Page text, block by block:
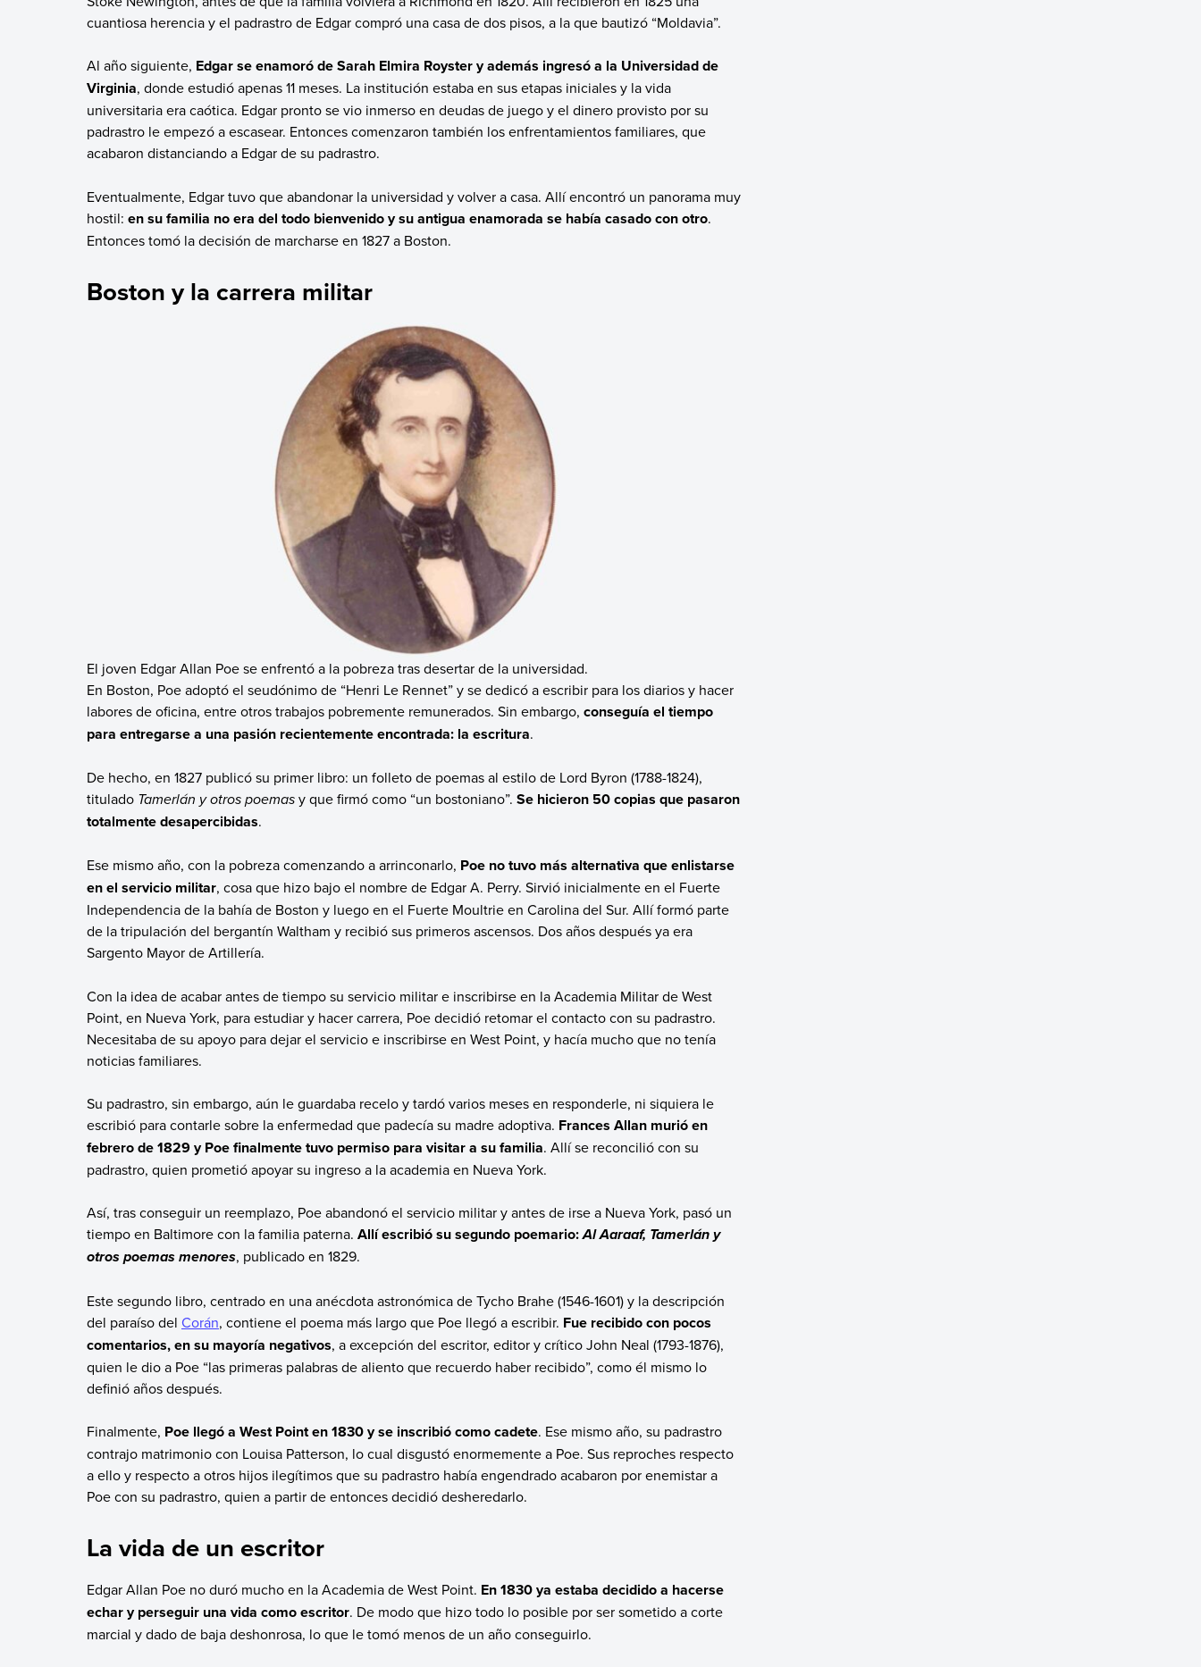
cuantiosa herencia y el padrastro de Edgar compró una casa de dos pisos, a la que bautizó “Moldavia”.
Al año siguiente, Edgar se enamoró de Sarah Elmira Royster y además ingresó a la Universidad de
Virginia, donde estudió apenas 11 meses. La institución estaba en sus etapas iniciales y la vida
universitaria era caótica. Edgar pronto se vio inmerso en deudas de juego y el dinero provisto por su
padrastro le empezó a escasear. Entonces comenzaron también los enfrentamientos familiares, que
acabaron distanciando a Edgar de su padrastro.
Eventualmente, Edgar tuvo que abandonar la universidad y volver a casa. Allí encontró un panorama muy
hostil: en su familia no era del todo bienvenido y su antigua enamorada se había casado con otro.
Entonces tomó la decisión de marcharse en 1827 a Boston.
Boston y la carrera militar
El joven Edgar Allan Poe se enfrentó a la pobreza tras desertar de la universidad.
En Boston, Poe adoptó el seudónimo de “Henri Le Rennet” y se dedicó a escribir para los diarios y hacer
labores de oficina, entre otros trabajos pobremente remunerados. Sin embargo, conseguía el tiempo
para entregarse a una pasión recientemente encontrada: la escritura.
De hecho, en 1827 publicó su primer libro: un folleto de poemas al estilo de Lord Byron (1788-1824),
titulado Tamerlán y otros poemasy que firmó como “un bostoniano”. Se hicieron 50 copias que pasaron
totalmente desapercibidas.
Ese mismo año, con la pobreza comenzando a arrinconarlo, Poe no tuvo más alternativa que enlistarse
en el servicio militar, cosa que hizo bajo el nombre de Edgar A. Perry. Sirvió inicialmente en el Fuerte
Independencia de la bahía de Boston y luego en el Fuerte Moultrie en Carolina del Sur. Allí formó parte
de la tripulación del bergantín Waltham y recibió sus primeros ascensos. Dos años después ya era
Sargento Mayor de Artillería.
Con la idea de acabar antes de tiempo su servicio militar e inscribirse en la Academia Militar de West
Point, en Nueva York, para estudiar y hacer carrera, Poe decidió retomar el contacto con su padrastro.
Necesitaba de su apoyo para dejar el servicio e inscribirse en West Point, y hacía mucho que no tenía
noticias familiares.
Su padrastro, sin embargo, aún le guardaba recelo y tardó varios meses en responderle, ni siquiera le
escribió para contarle sobre la enfermedad que padecía su madre adoptiva. Frances Allan murió en
febrero de 1829 y Poe finalmente tuvo permiso para visitar a su familia. Allí se reconcilió con su
padrastro, quien prometió apoyar su ingreso a la academia en Nueva York.
Así, tras conseguir un reemplazo, Poe abandonó el servicio militar y antes de irse a Nueva York, pasó un
tiempo en Baltimore con la familia paterna. Allí escribió su segundo poemario:Al Aaraaf, Tamerlán y
otros poemas menores, publicado en 1829.
Este segundo libro, centrado en una anécdota astronómica de Tycho Brahe (1546-1601) y la descripción
del paraíso del Corán, contiene el poema más largo que Poe llegó a escribir. Fue recibido con pocos
comentarios, en su mayoría negativos, a excepción del escritor, editor y crítico John Neal (1793-1876),
quien le dio a Poe “las primeras palabras de aliento que recuerdo haber recibido”, como él mismo lo
definió años después.
Finalmente, Poe llegó a West Point en 1830 y se inscribió como cadete. Ese mismo año, su padrastro
contrajo matrimonio con Louisa Patterson, lo cual disgustó enormemente a Poe. Sus reproches respecto
a ello y respecto a otros hijos ilegítimos que su padrastro había engendrado acabaron por enemistar a
Poe con su padrastro, quien a partir de entonces decidió desheredarlo.
La vida de un escritor
Edgar Allan Poe no duró mucho en la Academia de West Point. En 1830 ya estaba decidido a hacerse
echar y perseguir una vida como escritor. De modo que hizo todo lo posible por ser sometido a corte
marcial y dado de baja deshonrosa, lo que le tomó menos de un año conseguirlo.